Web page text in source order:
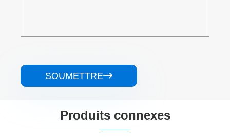
SOUMETTRE
Produits connexes